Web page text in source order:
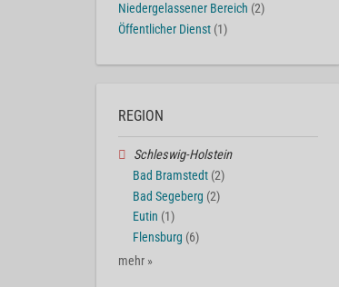
Niedergelassener Bereich (2)
Öffentlicher Dienst (1)
REGION
Schleswig-Holstein
Bad Bramstedt (2)
Bad Segeberg (2)
Eutin (1)
Flensburg (6)
mehr »